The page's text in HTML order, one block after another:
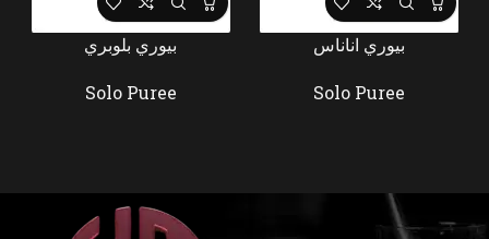
بيوري اناناس
Solo Puree
بيوري بلوبري
Solo Puree